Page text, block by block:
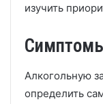
изучить
Алкогольную
определить